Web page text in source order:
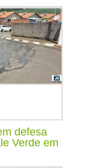
defesa
Verde em